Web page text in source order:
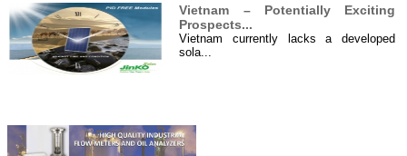
Vietnam – Potentially Exciting
Prospects...
Vietnam currently lacks a developed
sola...
Hệ thống cung cấp điện năng lượng mặt
tr...